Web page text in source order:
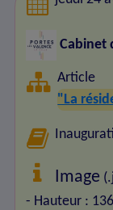
Cabinet
Article
"La
Image
- Hauteur :